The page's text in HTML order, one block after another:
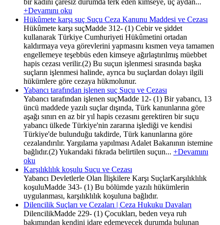
+Devamını oku
Hükûmete karşı suç Suçu Ceza Kanunu Maddesi ve Cezası
Hükûmete karşı suçMadde 312- (1) Cebir ve şiddet
kullanarak Türkiye Cumhuriyeti Hükûmetini ortadan
kaldırmaya veya görevlerini yapmasını kısmen veya tamamen
engellemeye teşebbüs eden kimseye ağırlaştırılmış müebbet
hapis cezası verilir.(2) Bu suçun işlenmesi sırasında başka
suçların işlenmesi halinde, ayrıca bu suçlardan dolayı ilgili
hükümlere göre cezaya hükmolunur.
Yabancı tarafından işlenen suç Suçu ve Cezası
Yabancı tarafından işlenen suçMadde 12- (1) Bir yabancı, 13
üncü maddede yazılı suçlar dışında, Türk kanunlarına göre
aşağı sınırı en az bir yıl hapis cezasını gerektiren bir suçu
yabancı ülkede Türkiye'nin zararına işlediği ve kendisi
Türkiye'de bulunduğu takdirde, Türk kanunlarına göre
cezalandırılır. Yargılama yapılması Adalet Bakanının istemine
bağlıdır.(2) Yukarıdaki fıkrada belirtilen suçun... +Devamını
oku
Karşılıklılık koşulu Suçu ve Cezası
Yabancı Devletlerle Olan İlişkilere Karşı SuçlarKarşılıklılık
koşuluMadde 343- (1) Bu bölümde yazılı hükümlerin
uygulanması, karşılıklılık koşuluna bağlıdır.
Dilencilik Suçları ve Cezaları | Ceza Hukuku Davaları
DilencilikMadde 229- (1) Çocukları, beden veya ruh
bakımından kendini idare edemeyecek durumda bulunan